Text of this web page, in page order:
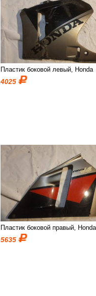
Пластик боковой левый, Honda
4025
Пластик боковой правый, Honda
5635